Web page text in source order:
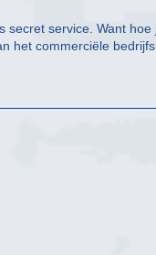
secret service. Want
het commerciële